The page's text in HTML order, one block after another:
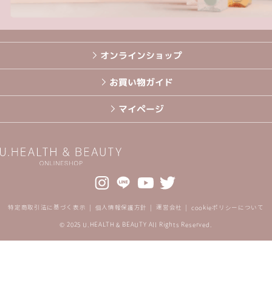
オンラインショップ
お買い物ガイド
マイページ
© 2025 U.HEALTH & BEAUTY All Rights Reserved.
特定商取引法に基づく表示 個人情報保護方針 運営会社 cookieポリシーについて